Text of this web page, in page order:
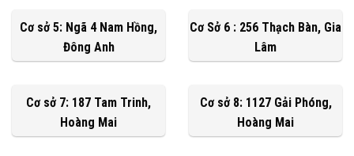
Cơ sở 5: Ngã 4 Nam Hồng,
Đông Anh
Cơ Sở 6 : 256 Thạch Bàn, Gia
Lâm
Cơ sở 7: 187 Tam Trinh,
Hoàng Mai
Cơ sở 8: 1127 Gải Phóng,
Hoàng Mai